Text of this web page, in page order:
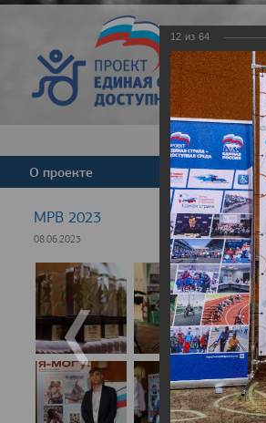
О проекте Команда
МРВ 2023
08.06.2023
12 из 64